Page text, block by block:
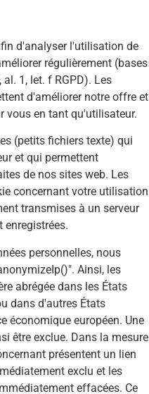
d'analyser l'utilisation de
régulièrement (bases
1, let. f RGPD). Les
d'améliorer notre offre et
vous en tant qu'utilisateur.
(petits fichiers texte) qui
et qui permettent
de nos sites web. Les
concernant votre utilisation
transmises à un serveur
enregistrées.
personnelles, nous
Ainsi, les
abrégée dans les États
dans d'autres États
économique européen. Une
être exclue. Dans la mesure
présentent un lien
exclu et les
effacées. Ce